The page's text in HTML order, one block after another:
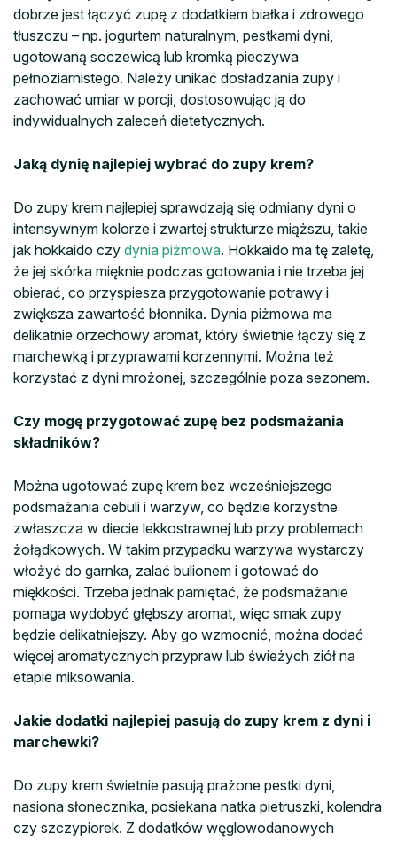
dobrze jest łączyć zupę z dodatkiem białka i zdrowego
tłuszczu – np. jogurtem naturalnym, pestkami dyni,
ugotowaną soczewicą lub kromką pieczywa
pełnoziarnistego. Należy unikać dosładzania zupy i
zachować umiar w porcji, dostosowując ją do
indywidualnych zaleceń dietetycznych.
Jaką dynię najlepiej wybrać do zupy krem?
Do zupy krem najlepiej sprawdzają się odmiany dyni o
intensywnym kolorze i zwartej strukturze miąższu, takie
jak hokkaido czy dynia piżmowa. Hokkaido ma tę zaletę,
że jej skórka mięknie podczas gotowania i nie trzeba jej
obierać, co przyspiesza przygotowanie potrawy i
zwiększa zawartość błonnika. Dynia piżmowa ma
delikatnie orzechowy aromat, który świetnie łączy się z
marchewką i przyprawami korzennymi. Można też
korzystać z dyni mrożonej, szczególnie poza sezonem.
Czy mogę przygotować zupę bez podsmażania
składników?
Można ugotować zupę krem bez wcześniejszego
podsmażania cebuli i warzyw, co będzie korzystne
zwłaszcza w diecie lekkostrawnej lub przy problemach
żołądkowych. W takim przypadku warzywa wystarczy
włożyć do garnka, zalać bulionem i gotować do
miękkości. Trzeba jednak pamiętać, że podsmażanie
pomaga wydobyć głębszy aromat, więc smak zupy
będzie delikatniejszy. Aby go wzmocnić, można dodać
więcej aromatycznych przypraw lub świeżych ziół na
etapie miksowania.
Jakie dodatki najlepiej pasują do zupy krem z dyni i
marchewki?
Do zupy krem świetnie pasują prażone pestki dyni,
nasiona słonecznika, posiekana natka pietruszki, kolendra
czy szczypiorek. Z dodatków węglowodanowych